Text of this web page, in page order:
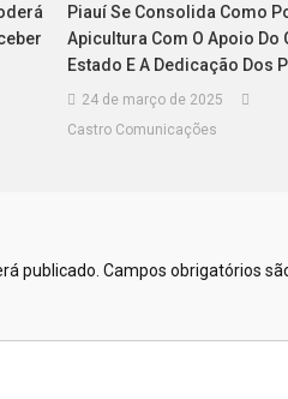
Piauí Se Consolida Como
Apicultura Com O Apoio Do
Estado E A Dedicação Dos
24 de março de 2025
Castro Comunicações
publicado. Campos obrigatórios